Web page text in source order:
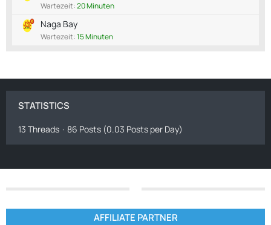
Wartezeit:20 Minuten
Naga Bay
Wartezeit:15 Minuten
STATISTICS
13 Threads 86 Posts (0.03 Posts per Day)
AFFILIATE PARTNER